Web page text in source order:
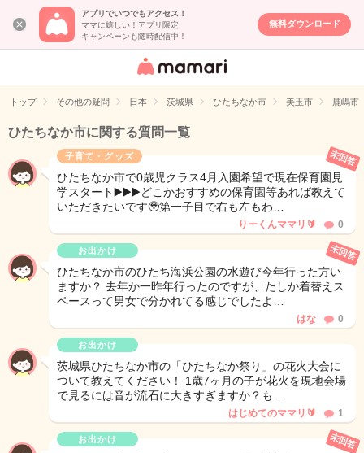
アプリでいつでもアクセス！
ママに嬉しい！アプリ限定
キャンペーンも随時配信中！
無料ダウンロード
女性専用匿名QA
イト
トップ その他の疑問 日本 茨城県 ひたちなか市 美玉市 鹿嶋市
ひたちなか市に関する質問一覧
子育て・グッズ
ひたちなか市で0歳児クラス4月入園希望で現在保育園見
学スタート▶️▶️▶️どこかおすすめの保育園等あれば教えて
いただきたいです🥹第一子目で右も左もわ…
未回答
りーくんママリ🔰 0
お出かけ
ひたちなか市のひたち海浜公園の水遊び今年行った方い
ますか？ 去年か一昨年行ったのですが、たしか着替えス
ペースって男女で分かれてる感じでしたよ…
未回答
はな 0
お出かけ
茨城県ひたちなか市の「ひたちなか祭り」の花火大会に
ついて教えてください！ 1歳7ヶ月の子が花火を現地会場
で見るには音が流石に大きすぎますか？も…
はじめてのママリ🔰 1
お出かけ 未回答